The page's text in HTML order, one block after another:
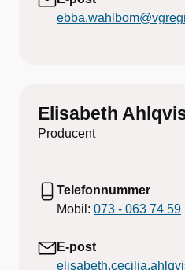
Elisabeth
Producent
Telefonnummer
Mobil: 073 - 063 74 59
E-post